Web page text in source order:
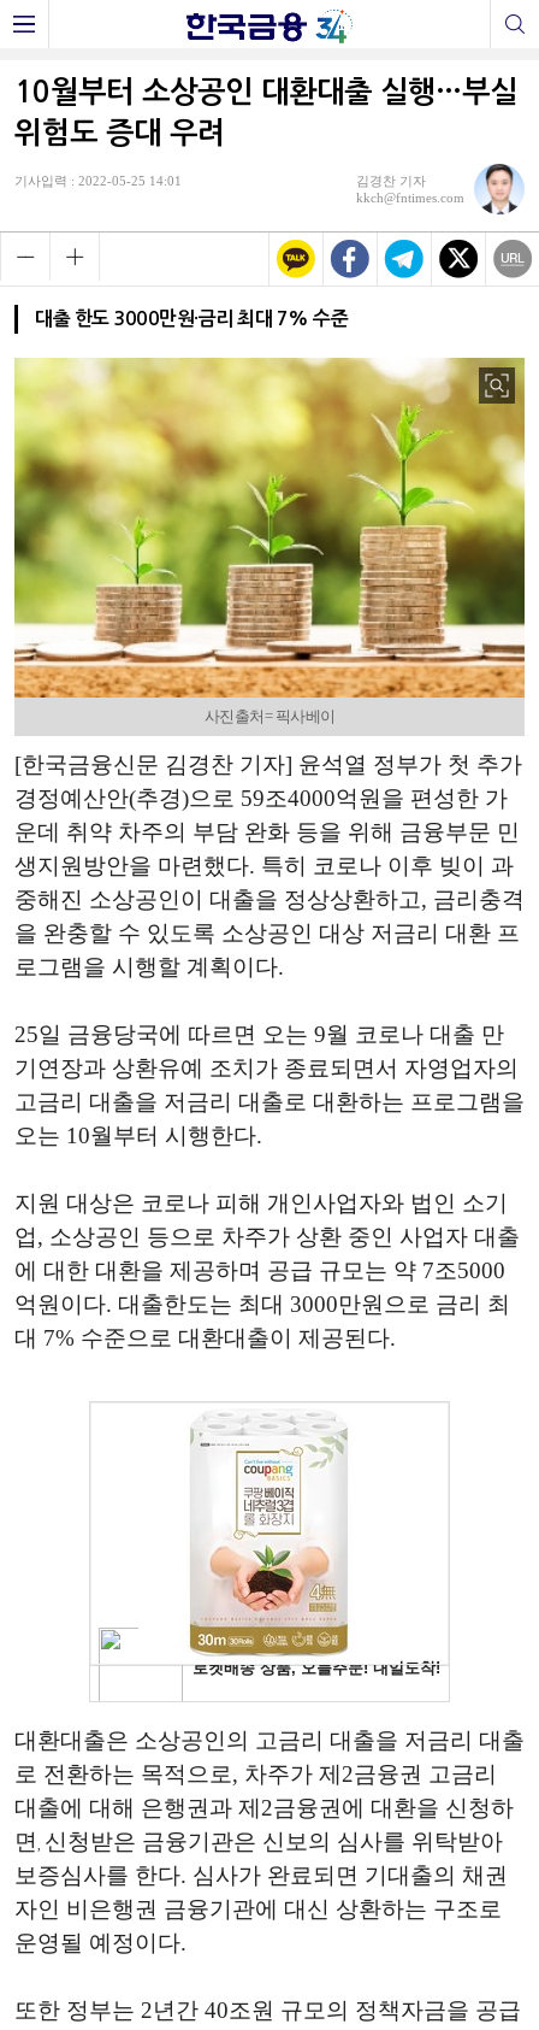
10월부터 소상공인 대환대출 실행…부실
위험도 증대 우려
기사입력 : 2022-05-25 14:01
김경찬 기자
kkch@fntimes.com
대출 한도 3000만원·금리 최대 7% 수준
사진출처= 픽사베이
[한국금융신문 김경찬 기자] 윤석열 정부가 첫 추가
경정예산안(추경)으로 59조4000억원을 편성한 가
운데 취약 차주의 부담 완화 등을 위해 금융부문 민
생지원방안을 마련했다. 특히 코로나 이후 빚이 과
중해진 소상공인이 대출을 정상상환하고, 금리충격
을 완충할 수 있도록 소상공인 대상 저금리 대환 프
로그램을 시행할 계획이다.
25일 금융당국에 따르면 오는 9월 코로나 대출 만
기연장과 상환유예 조치가 종료되면서 자영업자의
고금리 대출을 저금리 대출로 대환하는 프로그램을
오는 10월부터 시행한다.
지원 대상은 코로나 피해 개인사업자와 법인 소기
업, 소상공인 등으로 차주가 상환 중인 사업자 대출
에 대한 대환을 제공하며 공급 규모는 약 7조5000
억원이다. 대출한도는 최대 3000만원으로 금리 최
대 7% 수준으로 대환대출이 제공된다.
대환대출은 소상공인의 고금리 대출을 저금리 대출
로 전환하는 목적으로, 차주가 제2금융권 고금리
대출에 대해 은행권과 제2금융권에 대환을 신청하
면 신청받은 금융기관은 신보의 심사를 위탁받아
보증심사를 한다. 심사가 완료되면 기대출의 채권
자인 비은행권 금융기관에 대신 상환하는 구조로
운영될 예정이다.
또한 정부는 2년간 40조원 규모의 정책자금을 공급